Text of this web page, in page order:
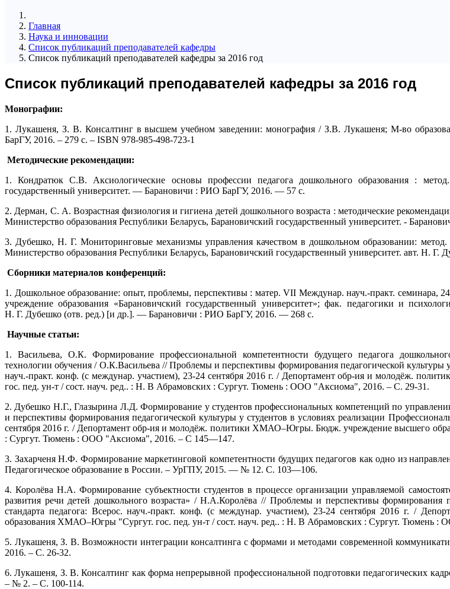
Главная
Наука и инновации
Список публикаций преподавателей кафедры
Список публикаций преподавателей кафедры за 2016 год
Список публикаций преподавателей кафедры за 2016 год
Монографии:
1. Лукашеня, З. В. Консалтинг в высшем учебном заведении: монография / З.В. Лукашеня; М-во
БарГУ, 2016. – 279 с. – ISBN 978-985-498-723-1
Методические рекомендации:
1. Кондратюк С.В. Аксиологические основы профессии педагога дошкольного образования :
государственный университет. — Барановичи : РИО БарГУ, 2016. — 57 с.
2. Дерман, С. А. Возрастная физиология и гигиена детей дошкольного возраста : методические
Министерство образования Республики Беларусь, Барановичский государственный университет. -
3. Дубешко, Н. Г. Мониторинговые механизмы управления качеством в дошкольном образовании: метод.
Министерство образования Республики Беларусь, Барановичский государственный университет. авт. Н.
Сборники материалов конференций:
1. Дошкольное образование: опыт, проблемы, перспективы : матер. VII Междунар. науч.-практ. семинара,
учреждение образования «Барановичский государственный университет»; фак. педагогики и
Н. Г. Дубешко (отв. ред.) [и др.]. — Барановичи : РИО БарГУ, 2016. — 268 с.
Научные статьи:
1. Васильева, О.К. Формирование профессиональной компетентности будущего педагога
технологии обучения / О.К.Васильева // Проблемы и перспективы формирования педагогической культуры
науч.-практ. конф. (с междунар. участием), 23-24 сентября 2016 г. / Депортамент обр-ия и молодёж.
гос. пед. ун-т / сост. науч. ред.. : Н. В Абрамовских : Сургут. Тюмень : ООО "Аксиома", 2016. – С. 29-31.
2. Дубешко Н.Г., Глазырина Л.Д. Формирование у студентов профессиональных компетенций по
и перспективы формирования педагогической культуры у студентов в условиях реализации
сентября 2016 г. / Депортамент обр-ия и молодёж. политики ХМАО–Югры. Бюдж. учреждение высшего
: Сургут. Тюмень : ООО "Аксиома", 2016. – С 145—147.
3. Захарченя Н.Ф. Формирование маркетинговой компетентности будущих педагогов как одно из
Педагогическое образование в России. – УрГПУ, 2015. — № 12. С. 103—106.
4. Королёва Н.А. Формирование субъектности студентов в процессе организации управляемой
развития речи детей дошкольного возраста» / Н.А.Королёва // Проблемы и перспективы формирования
стандарта педагога: Всерос. науч.-практ. конф. (с междунар. участием), 23-24 сентября 2016 г. /
образования ХМАО–Югры "Сургут. гос. пед. ун-т / сост. науч. ред.. : Н. В Абрамовских : Сургут. Тюмень
5. Лукашеня, З. В. Возможности интеграции консалтинга с формами и методами современной
2016. – С. 26-32.
6. Лукашеня, З. В. Консалтинг как форма непрерывной профессиональной подготовки педагогических
– № 2. – С. 100-114.